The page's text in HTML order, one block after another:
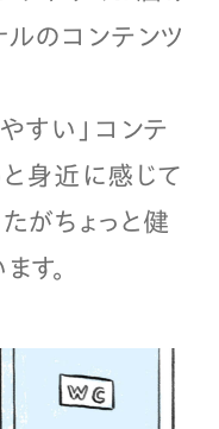
ルのコンテンツ
すい」コンテ
と身近に感じて
がちょっと健
す。